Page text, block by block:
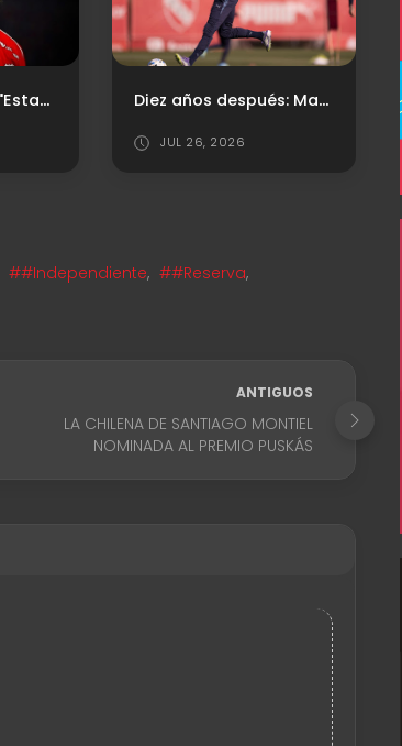
Diez años después: Maximiliano Meza volvió a jugar con la camiseta de Independiente El "Rojo" presentó su nueva camiseta titular
JUL 29, 2026
##Independiente, ##Reserva,
ANTIGUOS
LA CHILENA DE SANTIAGO MONTIEL
NOMINADA AL PREMIO PUSKÁS